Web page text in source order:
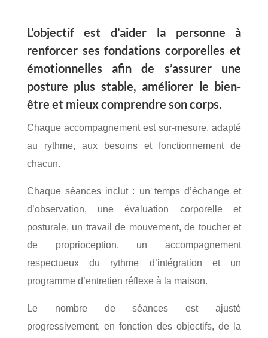
L’objectif est d’aider la personne à
renforcer ses fondations corporelles et
émotionnelles afin de s’assurer une
posture plus stable, améliorer le bien-
être et mieux comprendre son corps.
Chaque accompagnement est sur-mesure, adapté
au rythme, aux besoins et fonctionnement de
chacun.
Chaque séances inclut : un temps d’échange et
d’observation, une évaluation corporelle et
posturale, un travail de mouvement, de toucher et
de proprioception, un accompagnement
respectueux du rythme d’intégration et un
programme d’entretien réflexe à la maison.
Le nombre de séances est ajusté
progressivement, en fonction des objectifs, de la